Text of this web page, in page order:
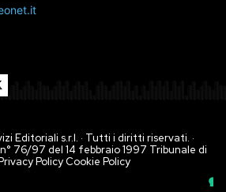
Editoriali s.r.l. · Tutti i diritti riservati. ·
76/97 del 14 febbraio 1997 Tribunale di
PolicyCookie Policy